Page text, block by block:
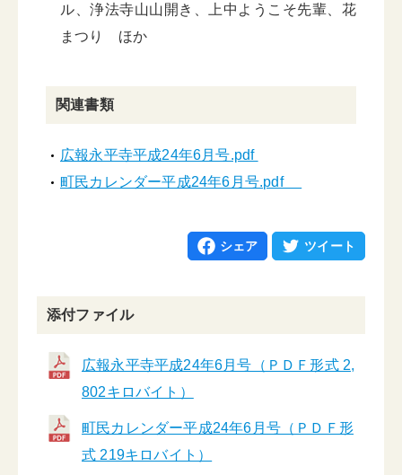
ル、浄法寺山山開き、上中ようこそ先輩、花
まつり ほか
関連書類
広報永平寺平成24年6月号.pdf
町民カレンダー平成24年6月号.pdf
シェア ツイート
添付ファイル
広報永平寺平成24年6月号（ＰＤＦ形式 2,
802キロバイト）
町民カレンダー平成24年6月号（ＰＤＦ形
式 219キロバイト）